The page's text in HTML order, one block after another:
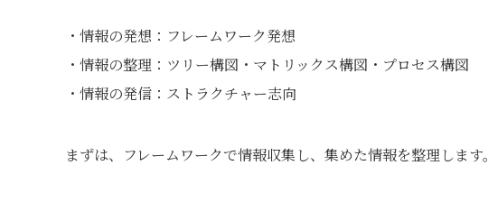
・情報の発想：フレームワーク発想
・情報の整理：ツリー構図・マトリックス構図・プロセス構図
・情報の発信：ストラクチャー志向
まずは、フレームワークで情報収集し、集めた情報を整理します。